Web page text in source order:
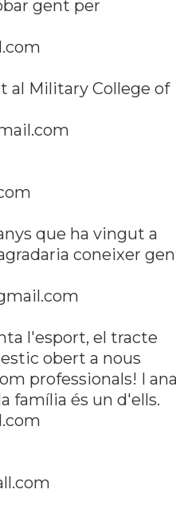
gent per
al Military College of
que ha vingut a
coneixer
l'esport, el tracte
obert a nous
professionals! I
famí­lia és un d'ells.